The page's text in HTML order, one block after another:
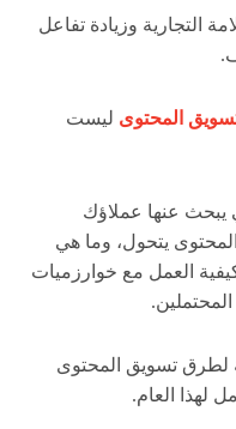
التجارية وزيادة تفاعل
المحتوى ليست
يبحث عنها عملاؤك
يتحول، وما هي
العمل مع خوارزميات
لطرق تسويق المحتوى
لهذا العام.